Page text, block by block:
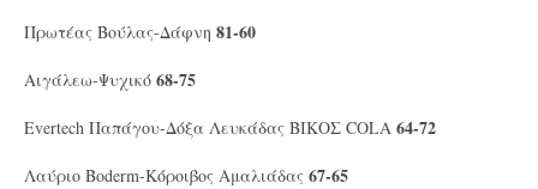
Πρωτέας Βούλας-Δάφνη 81-60
Αιγάλεω-Ψυχικό 68-75
Evertech Παπάγου-Δόξα Λευκάδας ΒΙΚΟΣ COLA 64-72
Λαύριο Boderm-Κόροιβος Αμαλιάδας 67-65